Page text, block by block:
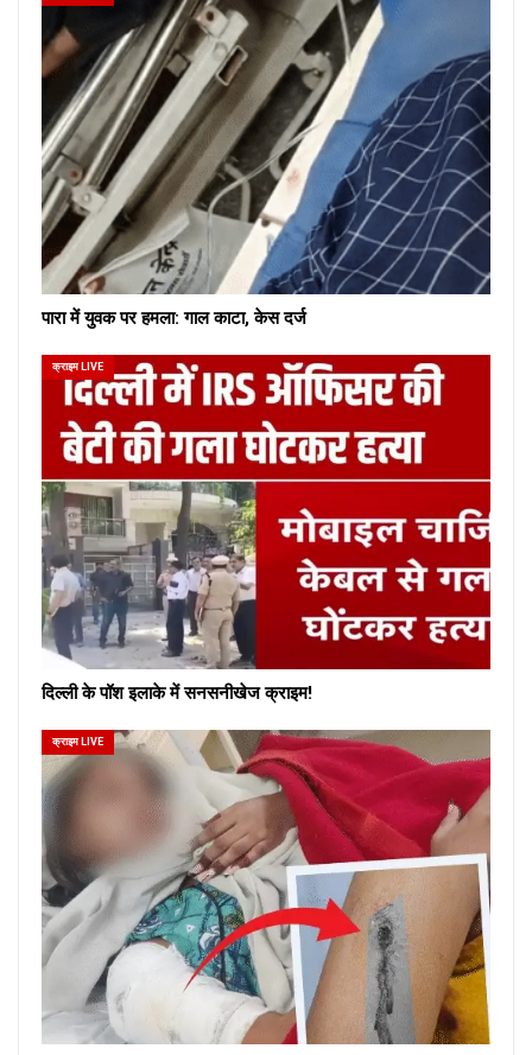
पारा में युवक पर हमला: गाल काटा, केस दर्ज
क्राइम LIVE
दिल्ली के पॉश इलाके में सनसनीखेज क्राइम!
क्राइम LIVE